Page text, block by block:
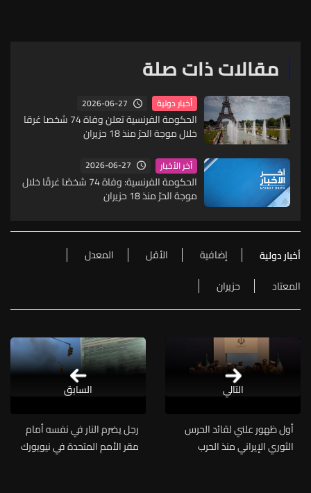
مقالات ذات صلة
أخبار دولية 2026-06-27
الحكومة الفرنسية تعلن وفاة 74 شخصا غرقا
خلال موجة الحرّ منذ 18 حزيران
آخر الأخبار 2026-06-27
الحكومة الفرنسية: وفاة 74 شخصًا غرقًا خلال
موجة الحرّ منذ 18 حزيران
أخبار دولية إضافية الأقل
المعدل
المعتاد
حزيران
التالي
أول ظهور علني لقائد الحرس
الثوري الإيراني منذ الحرب
رجل يضرم النار في نفسه أمام
مقر الأمم المتحدة في نيويورك
السابق